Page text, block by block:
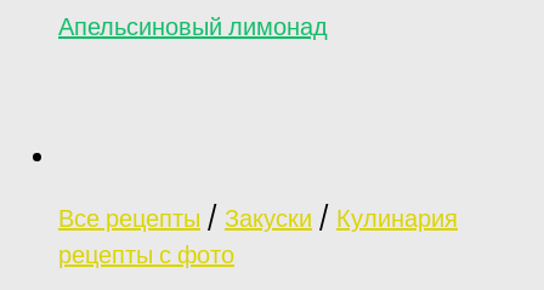
Апельсиновый лимонад
Все рецепты / Закуски / Кулинария
рецепты с фото